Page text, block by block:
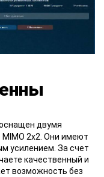
двумя
2x2. Они имеют
усилением. За счет
качественный и
возможность без